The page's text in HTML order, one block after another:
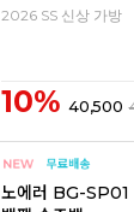
2026 SS 신상 가방
10% 40,500
노에러 BG-SP01